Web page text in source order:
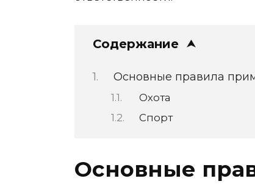
Содержание
Основные правила
Охота
Спорт
Основные